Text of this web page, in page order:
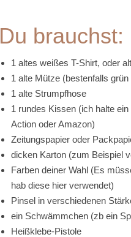
Du brauchst:
1 altes weißes T-Shirt, oder
1 alte Mütze (bestenfalls
1 alte Strumpfhose
1 rundes Kissen (ich halte
Action oder Amazon)
Zeitungspapier oder
dicken Karton (zum Beispiel
Farben deiner Wahl (Es
hab diese hier verwendet)
Pinsel in verschiedenen
ein Schwämmchen (zb ein
Heißklebe-Pistole